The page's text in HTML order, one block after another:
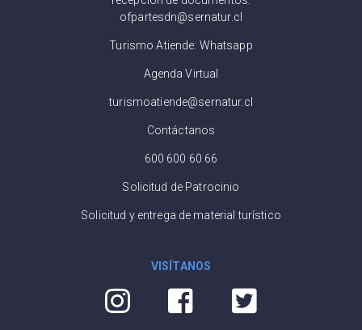
ofpartesdn@sernatur.cl
Turismo Atiende: Whatsapp
Agenda Virtual
turismoatiende@sernatur.cl
Contáctanos
600 600 60 66
Solicitud de Patrocinio
Solicitud y entrega de material turístico
VISÍTANOS